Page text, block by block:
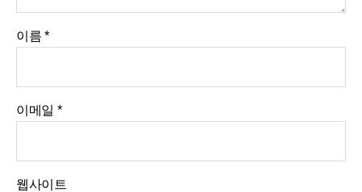
이름*
이메일 *
웹사이트